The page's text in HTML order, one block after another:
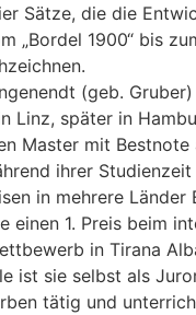
Sätze, die die
„Bordel 1900“ bis
(geb.
Linz, später in
Master mit Bestnote
ihrer
in mehrere Länder
einen 1. Preis beim
in Tirana
ist sie selbst als
tätig und